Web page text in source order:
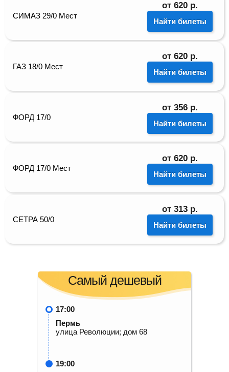
СИМАЗ 29/0 Мест
от 620 р.
Найти билеты
ГАЗ 18/0 Мест
от 620 р.
Найти билеты
ФОРД 17/0
от 356 р.
Найти билеты
ФОРД 17/0 Мест
от 620 р.
Найти билеты
СЕТРА 50/0
от 313 р.
Найти билеты
Самый дешевый
17:00
Пермь
улица Революции; дом 68
19:00